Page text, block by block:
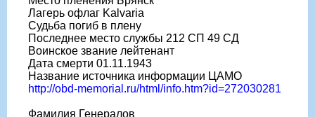
Лагерь офлаг Kalvaria
Судьба погиб в плену
Последнее место службы 212 СП 49 СД
Воинское звание лейтенант
Дата смерти 01.11.1943
Название источника информации ЦАМО
http://obd-memorial.ru/html/info.htm?id=272030281
Фамилия Генералов